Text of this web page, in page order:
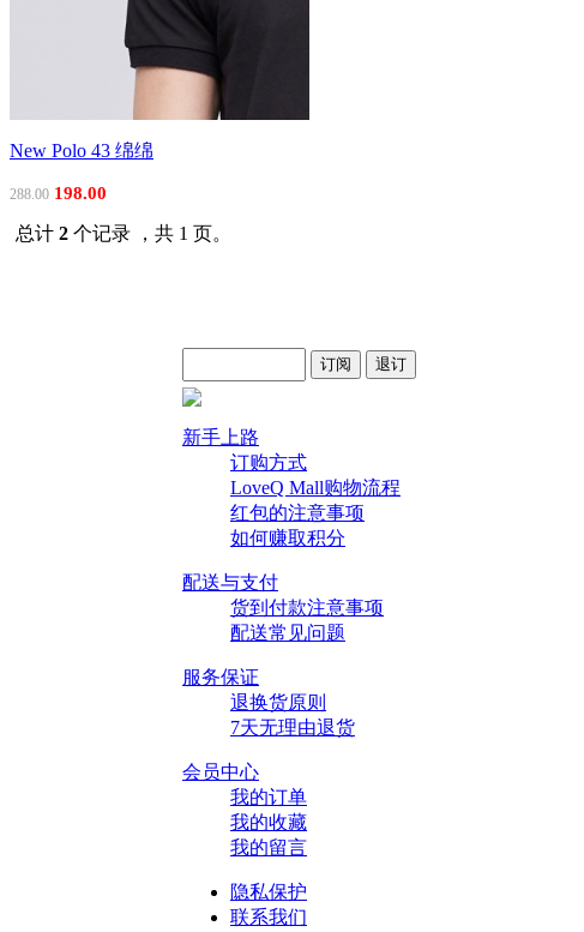
New Polo 43 绵绵
288.00 198.00
总计 2 个记录 ，共 1 页。
新手上路
订购方式
LoveQ Mall购物流程
红包的注意事项
如何赚取积分
配送与支付
货到付款注意事项
配送常见问题
服务保证
退换货原则
7天无理由退货
会员中心
我的订单
我的收藏
我的留言
隐私保护
联系我们